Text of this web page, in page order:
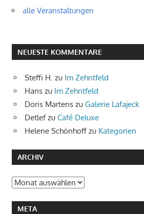
alle Veranstaltungen
NEUESTE KOMMENTARE
Steffi H. zu Im Zehntfeld
Hans zu Im Zehntfeld
Doris Martens zu Galerie Lafajeck
Detlefzu Café Deluxe
Helene Schönhoff zu Kategorien
ARCHIV
Archiv
META